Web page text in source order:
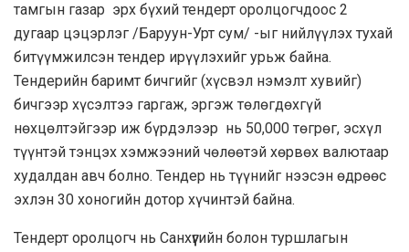
тамгын газар эрх бүхий тендерт оролцогчдоос 2
дугаар цэцэрлэг /Баруун-Урт сум/ -ыг нийлүүлэх тухай
битүүмжилсэн тендер ирүүлэхийг урьж байна.
Тендерийн баримт бичгийг (хүсвэл нэмэлт хувийг)
бичгээр хүсэлтээ гаргаж, эргэж төлөгдөхгүй
нөхцөлтэйгээр иж бүрдэлээр нь 50,000 төгрөг, эсхүл
түүнтэй тэнцэх хэмжээний чөлөөтэй хөрвөх валютаар
худалдан авч болно. Тендер нь түүнийг нээсэн өдрөөс
эхлэн 30 хоногийн дотор хүчинтэй байна.
Тендерт оролцогч нь Санхүүгийн болон туршлагын